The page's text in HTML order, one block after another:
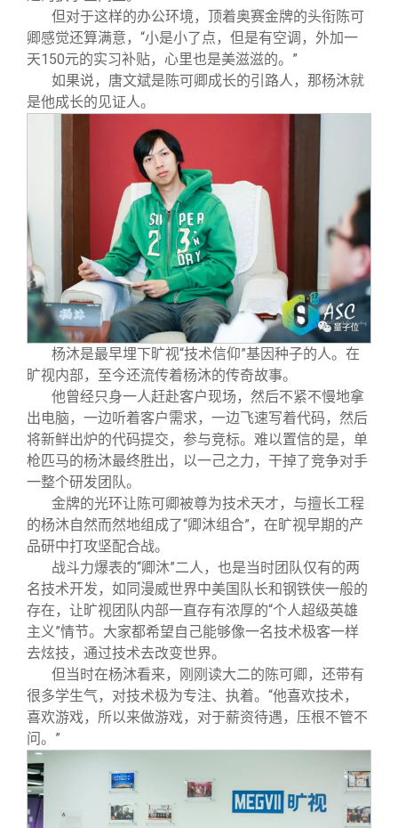
但对于这样的办公环境，顶着奥赛金牌的头衔陈可
卿感觉还算满意，“小是小了点，但是有空调，外加一
天150元的实习补贴，心里也是美滋滋的。”
如果说，唐文斌是陈可卿成长的引路人，那杨沐就
是他成长的见证人。
杨沐是最早埋下旷视“技术信仰”基因种子的人。在
旷视内部，至今还流传着杨沐的传奇故事。
他曾经只身一人赶赴客户现场，然后不紧不慢地拿
出电脑，一边听着客户需求，一边飞速写着代码，然后
将新鲜出炉的代码提交，参与竞标。难以置信的是，单
枪匹马的杨沐最终胜出，以一己之力，干掉了竞争对手
一整个研发团队。
金牌的光环让陈可卿被尊为技术天才，与擅长工程
的杨沐自然而然地组成了“卿沐组合”，在旷视早期的产
品研中打攻坚配合战。
战斗力爆表的“卿沐”二人，也是当时团队仅有的两
名技术开发，如同漫威世界中美国队长和钢铁侠一般的
存在，让旷视团队内部一直存有浓厚的“个人超级英雄
主义”情节。大家都希望自己能够像一名技术极客一样
去炫技，通过技术去改变世界。
但当时在杨沐看来，刚刚读大二的陈可卿，还带有
很多学生气，对技术极为专注、执着。“他喜欢技术，
喜欢游戏，所以来做游戏，对于薪资待遇，压根不管不
问。”